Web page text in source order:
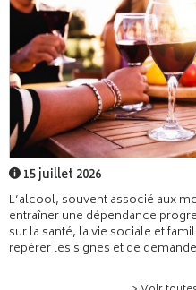
15 juillet 2026
L’alcool, souvent associé aux
entraîner une dépendance
sur la santé, la vie sociale et
repérer les signes et de